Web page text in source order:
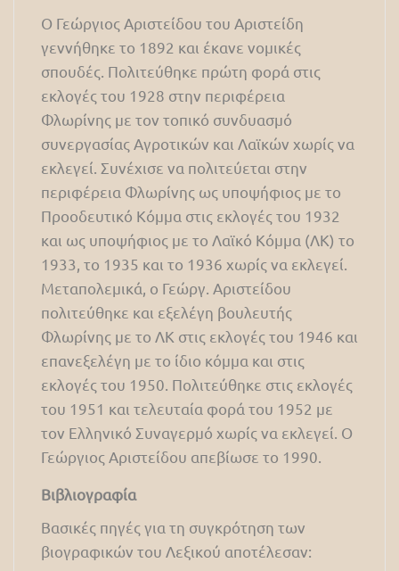
Ο Γεώργιος Αριστείδου του Αριστείδη
γεννήθηκε το 1892 και έκανε νομικές
σπουδές. Πολιτεύθηκε πρώτη φορά στις
εκλογές του 1928 στην περιφέρεια
Φλωρίνης με τον τοπικό συνδυασμό
συνεργασίας Αγροτικών και Λαϊκών χωρίς να
εκλεγεί. Συνέχισε να πολιτεύεται στην
περιφέρεια Φλωρίνης ως υποψήφιος με το
Προοδευτικό Κόμμα στις εκλογές του 1932
και ως υποψήφιος με το Λαϊκό Κόμμα (ΛΚ) το
1933, το 1935 και το 1936 χωρίς να εκλεγεί.
Μεταπολεμικά, ο Γεώργ. Αριστείδου
πολιτεύθηκε και εξελέγη βουλευτής
Φλωρίνης με το ΛΚ στις εκλογές του 1946 και
επανεξελέγη με το ίδιο κόμμα και στις
εκλογές του 1950. Πολιτεύθηκε στις εκλογές
του 1951 και τελευταία φορά του 1952 με
τον Ελληνικό Συναγερμό χωρίς να εκλεγεί. Ο
Γεώργιος Αριστείδου απεβίωσε το 1990.
Βιβλιογραφία
Βασικές πηγές για τη συγκρότηση των
βιογραφικών του Λεξικού αποτέλεσαν: